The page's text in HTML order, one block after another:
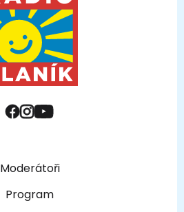
Moderátoři
Program